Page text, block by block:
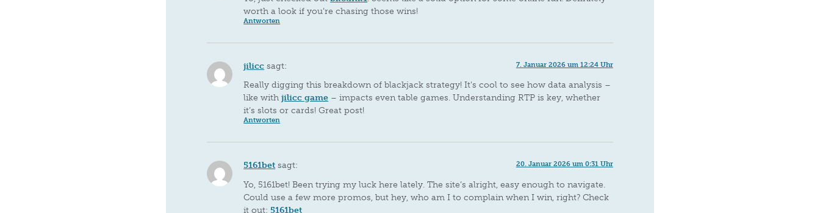
worth a look if you’re chasing those wins!
Antworten
jilicc sagt: 7. Januar 2026 um 12:24 Uhr
Really digging this breakdown of blackjack strategy! It’s cool to see how data analysis –
like withjilicc game – impacts even table games. Understanding RTP is key, whether
it’s slots or cards! Great post!
Antworten
5161bet sagt: 20. Januar 2026 um 0:31 Uhr
Yo, 5161bet! Been trying my luck here lately. The site’s alright, easy enough to navigate.
Could use a few more promos, but hey, who am I to complain when I win, right? Check
it out: 5161bet